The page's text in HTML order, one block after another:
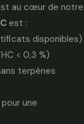
au cœur de notre
est :
disponibles)
< 0,3 %)
terpènes
une